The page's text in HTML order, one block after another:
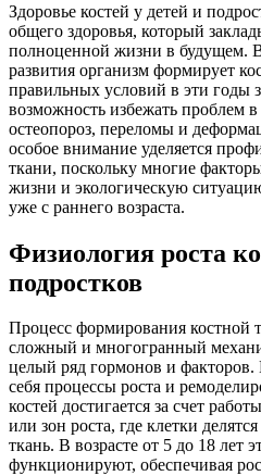
Здоровье костей у детей и
общего здоровья, который
полноценной жизни в будущем.
развития организм формирует
правильных условий в эти годы
возможность избежать проблем
остеопороз, переломы и
особое внимание уделяется
ткани, поскольку многие
жизни и экологическую
уже с раннего возраста.
Физиология роста
подростков
Процесс формирования костной
сложный и многогранный
целый ряд гормонов и
себя процессы роста и
костей достигается за счет
или зон роста, где клетки
ткань. В возрасте от 5 до 18 лет
функционируют, обеспечивая